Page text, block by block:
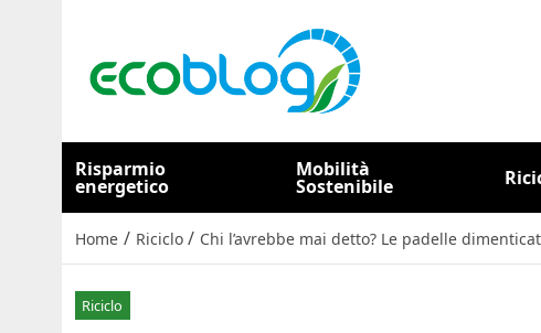
Risparmio
energetico
Mobilità
Sostenibile
Home / Riciclo / Chi l’avrebbe mai detto? Le padelle
Riciclo